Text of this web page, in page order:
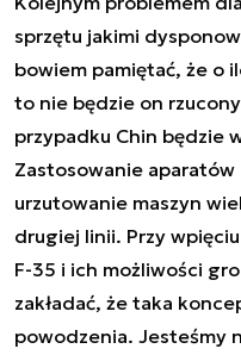
sprzętu jakimi
bowiem pamiętać, że o
to nie będzie on
przypadku Chin będzie
Zastosowanie
urzutowanie maszyn
drugiej linii. Przy
F-35 i ich możliwości
zakładać, że taka
powodzenia. Jesteśmy